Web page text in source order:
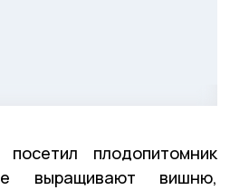
плодопитомник
выращивают вишню,